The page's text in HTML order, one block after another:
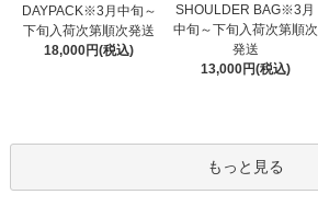
DAYPACK※3月中旬～
下旬入荷次第順次発送
18,000円(税込)
SHOULDER BAG※3月
中旬～下旬入荷次第順次
発送
13,000円(税込)
もっと見る